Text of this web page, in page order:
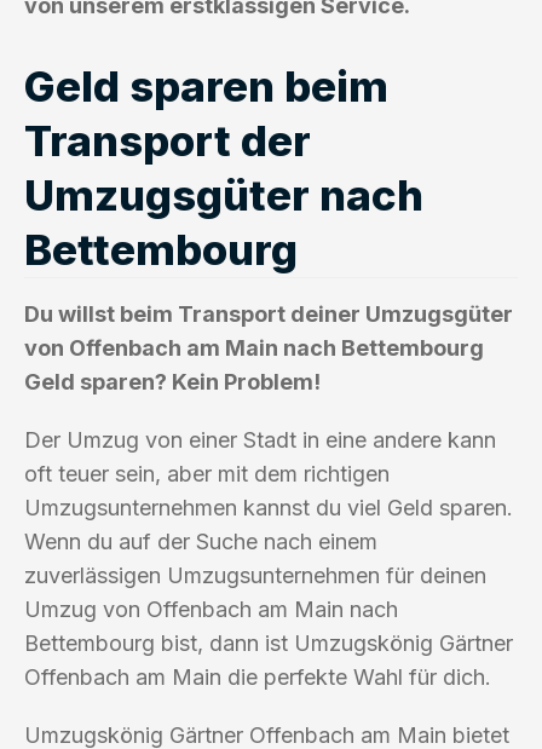
von unserem erstklassigen Service.
Geld sparen beim
Transport der
Umzugsgüter nach
Bettembourg
Du willst beim Transport deiner Umzugsgüter
von Offenbach am Main nach Bettembourg
Geld sparen? Kein Problem!
Der Umzug von einer Stadt in eine andere kann
oft teuer sein, aber mit dem richtigen
Umzugsunternehmen kannst du viel Geld sparen.
Wenn du auf der Suche nach einem
zuverlässigen Umzugsunternehmen für deinen
Umzug von Offenbach am Main nach
Bettembourg bist, dann ist Umzugskönig Gärtner
Offenbach am Main die perfekte Wahl für dich.
Umzugskönig Gärtner Offenbach am Main bietet